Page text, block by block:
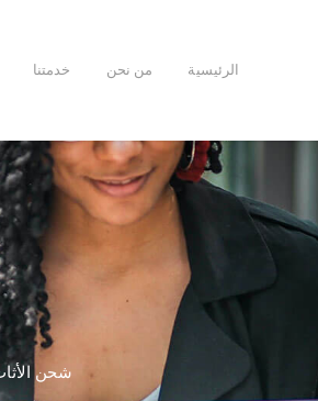
الرئيسية من نحن خدمتنا
شحن